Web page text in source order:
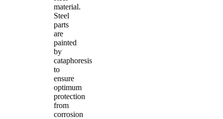
material.
Steel
parts
are
painted
by
cataphoresis
to
ensure
optimum
protection
from
corrosion